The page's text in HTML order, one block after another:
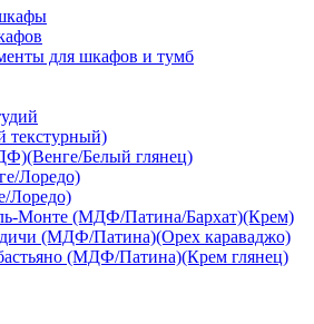
для шкафов и тумб
текстурный)
Белый глянец)
Лоредо)
Лоредо)
Монте (МДФ/Патина/Бархат)(Крем)
(МДФ/Патина)(Орех караваджо)
(МДФ/Патина)(Крем глянец)